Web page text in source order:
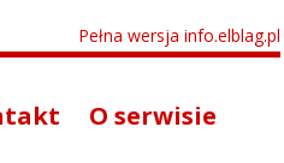
Pełna wersja info.elblag.pl
O serwisie